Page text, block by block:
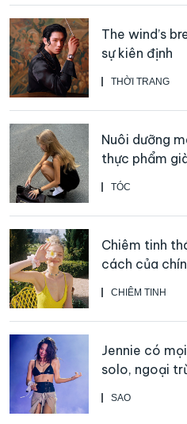
THỜI TRANG
The wind’s
sự kiên định
TÓC
Nuôi dưỡng
thực phẩm
CHIÊM TINH
Chiêm tinh
cách của
SAO
Jennie có
solo, ngoại